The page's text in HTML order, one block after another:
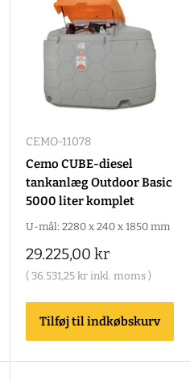
CEMO-11078
Cemo CUBE-diesel
tankanlæg Outdoor Basic
5000 liter komplet
U-mål: 2280 x 240 x 1850 mm
Salgspris
29.225,00 kr
( 36.531,25 kr inkl. moms )
Tilføj til indkøbskurv